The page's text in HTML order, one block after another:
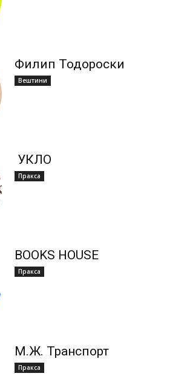
Филип Тодороски
Вештини
УКЛО
Пракса
BOOKS HOUSE
Пракса
М.Ж. Транспорт
Пракса